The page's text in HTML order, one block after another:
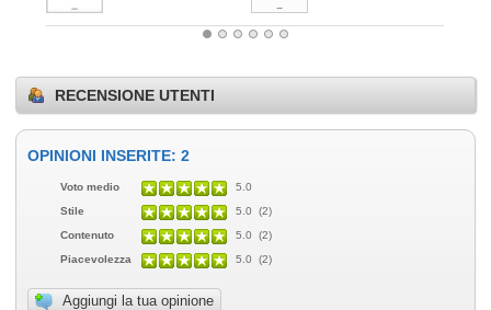
RECENSIONE UTENTI
OPINIONI INSERITE: 2
Voto medio
5.0
Stile
5.0 (2)
Contenuto
5.0 (2)
Piacevolezza
5.0 (2)
Aggiungi la tua opinione